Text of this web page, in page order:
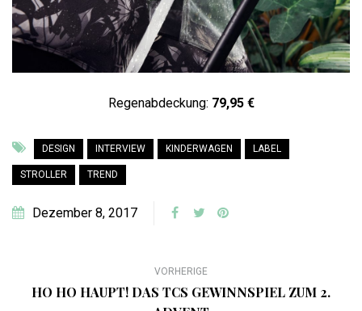
Regenabdeckung: 79,95 €
DESIGN INTERVIEW KINDERWAGEN LABEL
STROLLER TREND
Dezember 8, 2017
VORHERIGE
HO HO HAUPT! DAS TCS GEWINNSPIEL ZUM 2.